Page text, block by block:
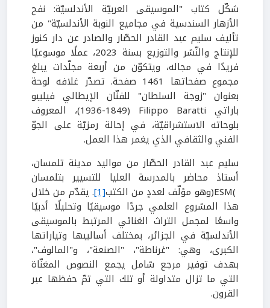
شكّل كتاب "الموسيقى العربيّة الأندلسيّة: نفح
الأزهار السندسية في مجاميع النوبة الأندلسيّة" من
تأليف سليم عبد القادر الحصّار والصادر عن دار كنوز
للإنتاج والنّشر والتوزيع بسنة 2023، عملًا موسوعيًا
فريدًا في مجاله، ويتكوّن من أربعة مجلّدات يبلغ
مجموع صفحاتها 1461 صفحة. تصدّر غلافه لوحة
بعنوان "زوجة السلطان" للفنّان الإيطالي فيليبو
باراتي Filippo Baratti
(1849-1936)
، المعروف
بلوحاته الاستشراقيّة، في إحالة رمزيّة على الجوّ
الفني والثقافي الذي يغمر هذا العمل.
سليم عبد القادر الحصّار من مواليد مدينة تلمسان،
أستاذ محاضر بالمدرسة العليا للتسيير بتلمسان
(
ESM
)وهو مؤلّف لعددٍ من الكتب[1]. يقدّم من خلال
هذا المشروع العلمي جردًا موسيقيًا وتحليلًا أدبيًا
واسعًا لمجمل التراث الغنائي المرتبط بالموسيقى
الأندلسيّة في الجزائر، بمختلف أساليبها وتياراتها
الكبرى، وهي: "غرناطة"، "الصنعة"، و"المالوف"،
بهدف توفير مرجع شامل يجمع النصوص المغنّاة
التي ما تزال متداولة أو تلك التي تمّ حفظها عبر
القرون.